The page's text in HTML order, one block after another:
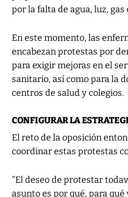
por la falta de agua, luz, gas
En este momento, las
encabezan protestas por
para exigir mejoras en el
sanitario, así como para la
centros de salud y colegios.
CONFIGURAR LA
El reto de la oposición
coordinar estas protestas
"El deseo de protestar
asunto es por qué, para qué